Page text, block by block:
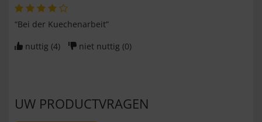
“Bei der Kuechenarbeit”
nuttig (4) niet nuttig (0)
UW PRODUCTVRAGEN